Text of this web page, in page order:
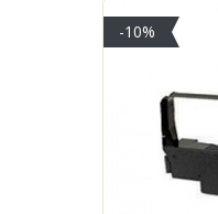
-10%